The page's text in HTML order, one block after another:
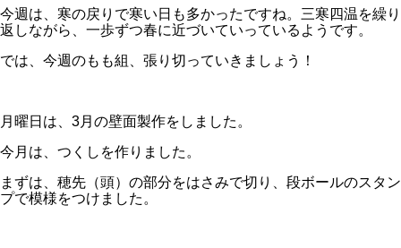
今週は、寒の戻りで寒い日も多かったですね。三寒四温を繰り
返しながら、一歩ずつ春に近づいていっているようです。
では、今週のもも組、張り切っていきましょう！
月曜日は、3月の壁面製作をしました。
今月は、つくしを作りました。
まずは、穂先（頭）の部分をはさみで切り、段ボールのスタン
プで模様をつけました。